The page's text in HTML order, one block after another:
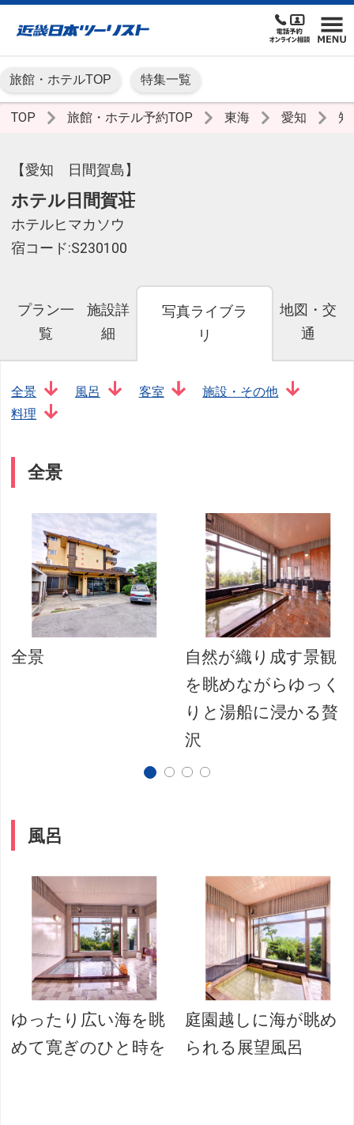
旅館・ホテルTOP 特集一覧
TOP 旅館・ホテル予約TOP 東海 愛知
【愛知 日間賀島】
ホテル日間賀荘
ホテルヒマカソウ
宿コード:S230100
プラン一
覧
施設詳
細
写真ライブラ
リ
地図・交
通
全景 風呂 客室
施設・その他
料理
全景
全景
自然が織り成す景観
を眺めながらゆっく
りと湯船に浸かる贅
沢
風呂
ゆったり広い海を眺
めて寛ぎのひと時を
庭園越しに海が眺め
られる展望風呂